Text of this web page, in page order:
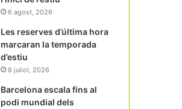
6 agost, 2026
Les reserves d’última hora
marcaran la temporada
d’estiu
8 juliol, 2026
Barcelona escala fins al
podi mundial dels